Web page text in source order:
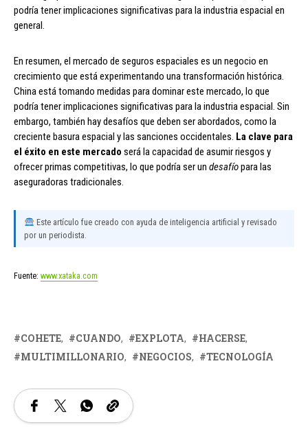
podría tener implicaciones significativas para la industria espacial en
general.
En resumen, el mercado de seguros espaciales es un negocio en
crecimiento que está experimentando una transformación histórica.
China está tomando medidas para dominar este mercado, lo que
podría tener implicaciones significativas para la industria espacial. Sin
embargo, también hay desafíos que deben ser abordados, como la
creciente basura espacial y las sanciones occidentales. La clave para
el éxito en este mercado será la capacidad de asumir riesgos y
ofrecer primas competitivas, lo que podría ser un desafíopara las
aseguradoras tradicionales.
Este artículo fue creado con ayuda de inteligencia artificial y revisado
por un periodista.
Fuente: www.xataka.com
COHETE CUANDO EXPLOTA
HACERSE
MULTIMILLONARIO
NEGOCIOS TECNOLOGÍA